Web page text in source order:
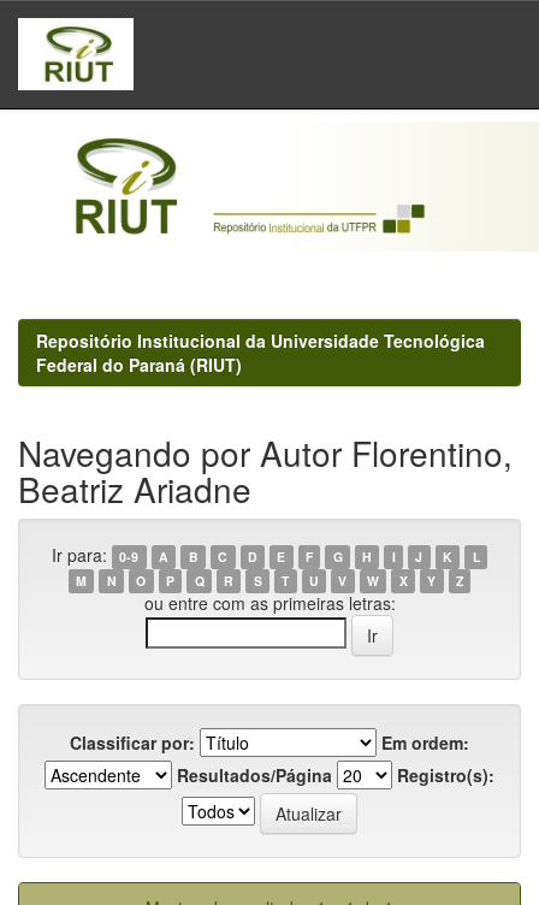
Skip
navigation
Repositório Institucional da Universidade Tecnológica
Federal do Paraná (RIUT)
Navegando por Autor Florentino,
Beatriz Ariadne
Ir para: 0-9 A B C D E F G H I J K
L
M
N O P Q R S T U V W X Y Z
ou entre com as primeiras letras:
Classificar por:
Em ordem:
Resultados/Página
Registro(s):